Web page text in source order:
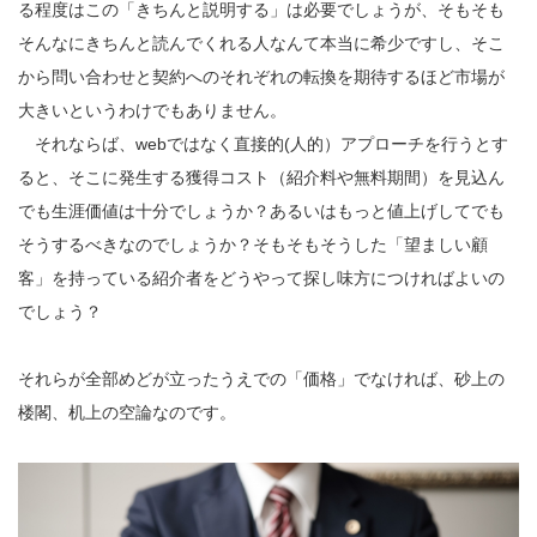
る程度はこの「きちんと説明する」は必要でしょうが、そもそも
そんなにきちんと読んでくれる人なんて本当に希少ですし、そこ
から問い合わせと契約へのそれぞれの転換を期待するほど市場が
大きいというわけでもありません。
それならば、webではなく直接的(人的）アプローチを行うとす
ると、そこに発生する獲得コスト（紹介料や無料期間）を見込ん
でも生涯価値は十分でしょうか？あるいはもっと値上げしてでも
そうするべきなのでしょうか？そもそもそうした「望ましい顧
客」を持っている紹介者をどうやって探し味方につければよいの
でしょう？
それらが全部めどが立ったうえでの「価格」でなければ、砂上の
楼閣、机上の空論なのです。